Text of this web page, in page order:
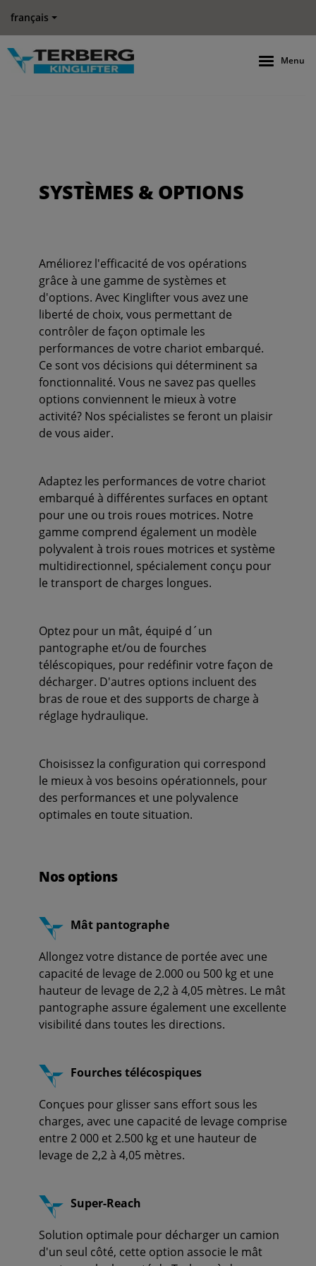
français
Menu
SYSTÈMES & OPTIONS
Améliorez l'efficacité de vos opérations
grâce à une gamme de systèmes et
d'options. Avec Kinglifter vous avez une
liberté de choix, vous permettant de
contrôler de façon optimale les
performances de votre chariot embarqué.
Ce sont vos décisions qui déterminent sa
fonctionnalité. Vous ne savez pas quelles
options conviennent le mieux à votre
activité? Nos spécialistes se feront un plaisir
de vous aider.
Adaptez les performances de votre chariot
embarqué à différentes surfaces en optant
pour une ou trois roues motrices. Notre
gamme comprend également un modèle
polyvalent à trois roues motrices et système
multidirectionnel, spécialement conçu pour
le transport de charges longues.
Optez pour un mât, équipé d´un
pantographe et/ou de fourches
téléscopiques, pour redéfinir votre façon de
décharger. D'autres options incluent des
bras de roue et des supports de charge à
réglage hydraulique.
Choisissez la configuration qui correspond
le mieux à vos besoins opérationnels, pour
des performances et une polyvalence
optimales en toute situation.
Nos options
Mât pantographe
Allongez votre distance de portée avec une
capacité de levage de 2.000 ou 500 kg et une
hauteur de levage de 2,2 à 4,05 mètres. Le mât
pantographe assure également une excellente
visibilité dans toutes les directions.
Fourches télécospiques
Conçues pour glisser sans effort sous les
charges, avec une capacité de levage comprise
entre 2 000 et 2.500 kg et une hauteur de
levage de 2,2 à 4,05 mètres.
Super-Reach
Solution optimale pour décharger un camion
d'un seul côté, cette option associe le mât